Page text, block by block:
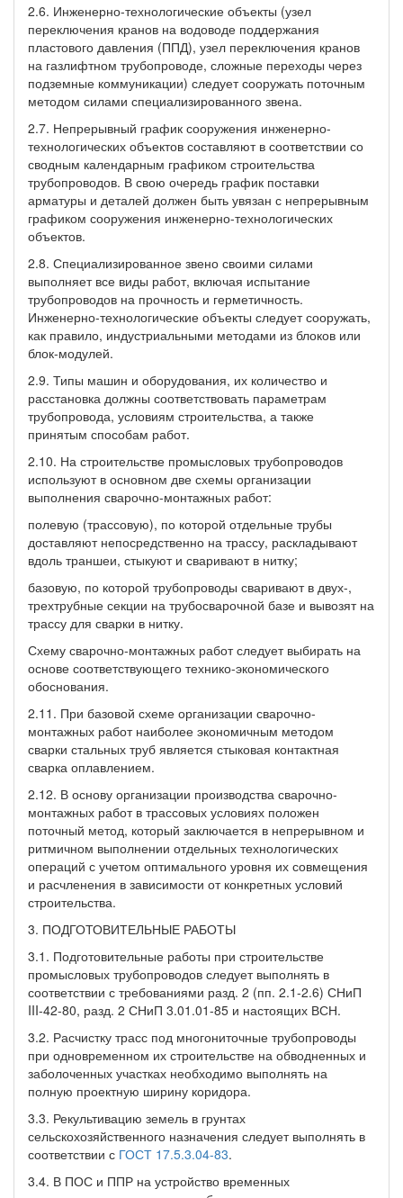
2.6. Инженерно-технологические объекты (узел
переключения кранов на водоводе поддержания
пластового давления (ППД), узел переключения кранов
на газлифтном трубопроводе, сложные переходы через
подземные коммуникации) следует сооружать поточным
методом силами специализированного звена.
2.7. Непрерывный график сооружения инженерно-
технологических объектов составляют в соответствии со
сводным календарным графиком строительства
трубопроводов. В свою очередь график поставки
арматуры и деталей должен быть увязан с непрерывным
графиком сооружения инженерно-технологических
объектов.
2.8. Специализированное звено своими силами
выполняет все виды работ, включая испытание
трубопроводов на прочность и герметичность.
Инженерно-технологические объекты следует сооружать,
как правило, индустриальными методами из блоков или
блок-модулей.
2.9. Типы машин и оборудования, их количество и
расстановка должны соответствовать параметрам
трубопровода, условиям строительства, а также
принятым способам работ.
2.10. На строительстве промысловых трубопроводов
используют в основном две схемы организации
выполнения сварочно-монтажных работ:
полевую (трассовую), по которой отдельные трубы
доставляют непосредственно на трассу, раскладывают
вдоль траншеи, стыкуют и сваривают в нитку;
базовую, по которой трубопроводы сваривают в двух-,
трехтрубные секции на трубосварочной базе и вывозят на
трассу для сварки в нитку.
Схему сварочно-монтажных работ следует выбирать на
основе соответствующего технико-экономического
обоснования.
2.11. При базовой схеме организации сварочно-
монтажных работ наиболее экономичным методом
сварки стальных труб является стыковая контактная
сварка оплавлением.
2.12. В основу организации производства сварочно-
монтажных работ в трассовых условиях положен
поточный метод, который заключается в непрерывном и
ритмичном выполнении отдельных технологических
операций с учетом оптимального уровня их совмещения
и расчленения в зависимости от конкретных условий
строительства.
3. ПОДГОТОВИТЕЛЬНЫЕ РАБОТЫ
3.1. Подготовительные работы при строительстве
промысловых трубопроводов следует выполнять в
соответствии с требованиями разд. 2 (пп. 2.1-2.6) СНиП
III-42-80, разд. 2 СНиП 3.01.01-85 и настоящих ВСН.
3.2. Расчистку трасс под многониточные трубопроводы
при одновременном их строительстве на обводненных и
заболоченных участках необходимо выполнять на
полную проектную ширину коридора.
3.3. Рекультивацию земель в грунтах
сельскохозяйственного назначения следует выполнять в
соответствии с ГОСТ 17.5.3.04-83.
3.4. В ПОС и ППР на устройство временных